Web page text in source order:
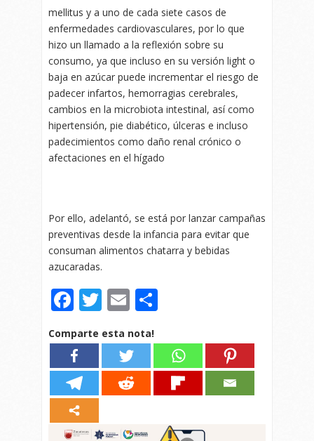
mellitus y a uno de cada siete casos de
enfermedades cardiovasculares, por lo que
hizo un llamado a la reflexión sobre su
consumo, ya que incluso en su versión light o
baja en azúcar puede incrementar el riesgo de
padecer infartos, hemorragias cerebrales,
cambios en la microbiota intestinal, así como
hipertensión, pie diabético, úlceras e incluso
padecimientos como daño renal crónico o
afectaciones en el hígado
Por ello, adelantó, se está por lanzar campañas
preventivas desde la infancia para evitar que
consuman alimentos chatarra y bebidas
azucaradas.
Facebook
Twitter
Email
Comparte esta nota!